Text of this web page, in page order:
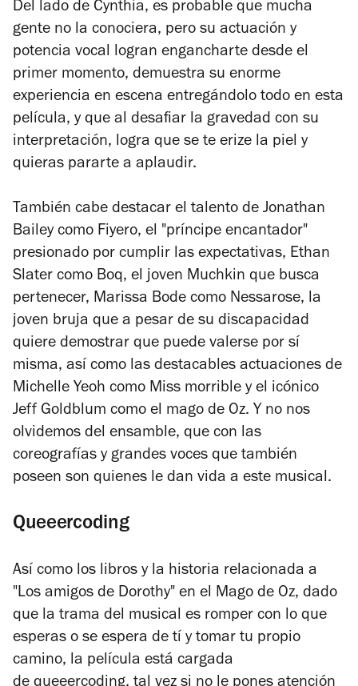
Del lado de Cynthia, es probable que mucha
gente no la conociera, pero su actuación y
potencia vocal logran engancharte desde el
primer momento, demuestra su enorme
experiencia en escena entregándolo todo en esta
película, y que al desafiar la gravedad con su
interpretación, logra que se te erize la piel y
quieras pararte a aplaudir.
También cabe destacar el talento de Jonathan
Bailey como Fiyero, el "príncipe encantador"
presionado por cumplir las expectativas, Ethan
Slater como Boq, el joven Muchkin que busca
pertenecer, Marissa Bode como Nessarose, la
joven bruja que a pesar de su discapacidad
quiere demostrar que puede valerse por sí
misma, así como las destacables actuaciones de
Michelle Yeoh como Miss morrible y el icónico
Jeff Goldblum como el mago de Oz. Y no nos
olvidemos del ensamble, que con las
coreografías y grandes voces que también
poseen son quienes le dan vida a este musical.
Queeercoding
Así como los libros y la historia relacionada a
"Los amigos de Dorothy" en el Mago de Oz, dado
que la trama del musical es romper con lo que
esperas o se espera de tí y tomar tu propio
camino, la película está cargada